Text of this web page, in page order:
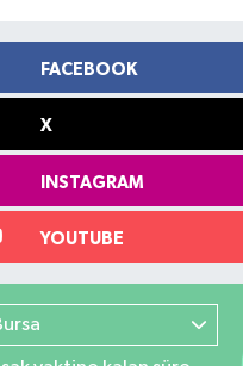
FACEBOOK
X
INSTAGRAM
YOUTUBE